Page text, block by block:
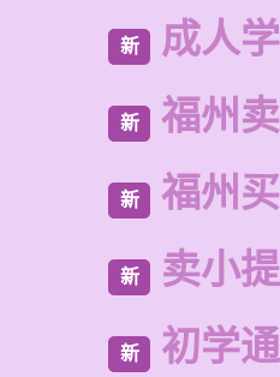
新 成人
新 福州
新 福州
新 卖小
新 初学